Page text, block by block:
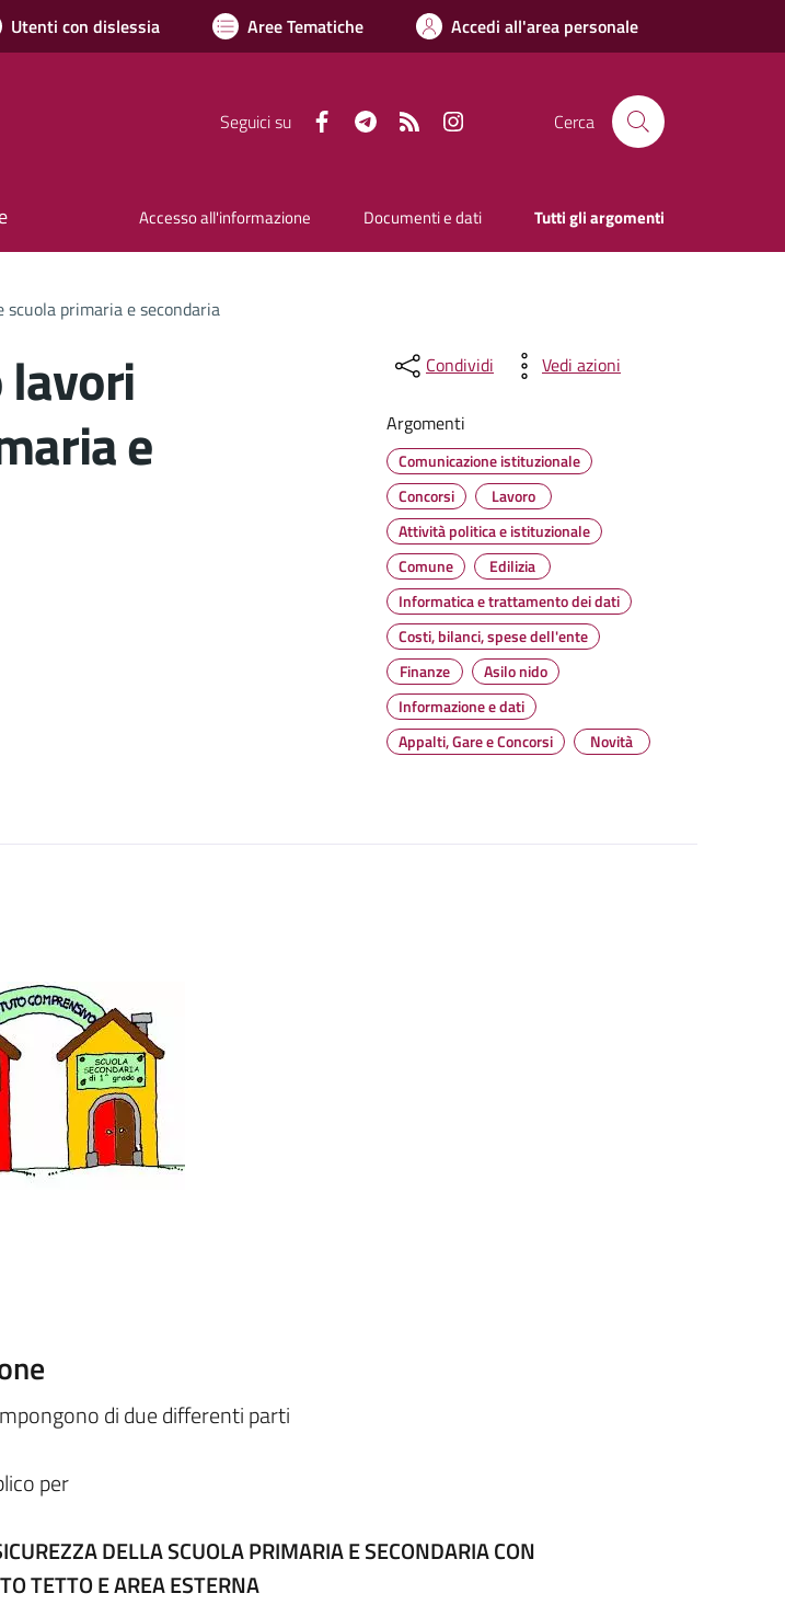
Utenti con dislessia Aree Tematiche Accedi all'area personale
Seguici su FacebookTelegramRSS Cerca
Accesso all'informazione Documenti e dati Tutti gli argomenti
primaria e secondaria
e
Condividi Vedi azioni
Argomenti
Comunicazione istituzionale
Concorsi
Lavoro
Attività politica e istituzionale
Comune
Edilizia
Informatica e trattamento dei dati
Costi, bilanci, spese dell'ente
Finanze
Asilo nido
Informazione e dati
Appalti, Gare e Concorsi
Novità
di due differenti parti
per
DELLA SCUOLA PRIMARIA E SECONDARIA CON
TETTO E AREA ESTERNA